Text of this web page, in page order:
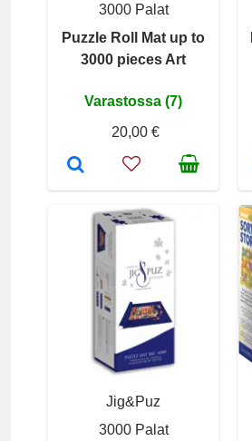
3000 Palat
Puzzle Roll Mat up to
3000 pieces Art
Varastossa (7)
20,00 €
Jig&Puz
3000 Palat